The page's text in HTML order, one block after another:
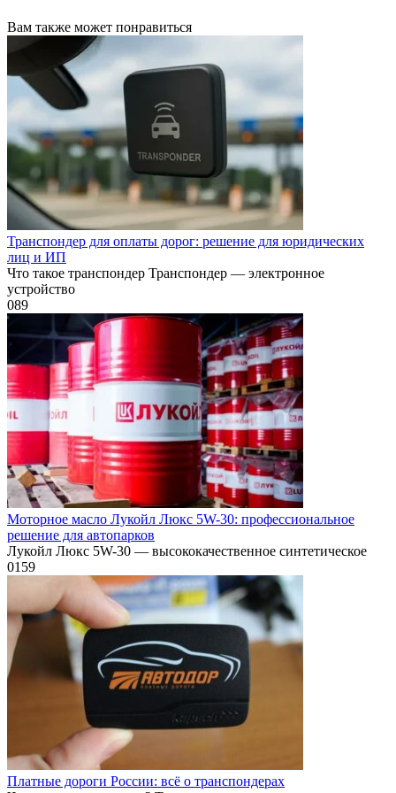
Вам также может понравиться
Транспондер для оплаты дорог: решение для юридических
лиц и ИП
Что такое транспондер Транспондер — электронное
устройство
089
Моторное масло Лукойл Люкс 5W-30: профессиональное
решение для автопарков
Лукойл Люкс 5W-30 — высококачественное синтетическое
0159
Платные дороги России: всё о транспондерах